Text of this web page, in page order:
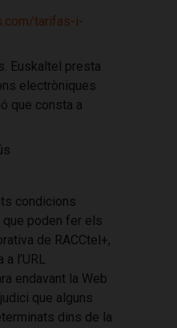
tarifas-i-
Euskaltel presta
electròniques
que consta a
condicions
que poden fer els
de RACCtel+,
l’URL
endavant la Web
que alguns
dins de la